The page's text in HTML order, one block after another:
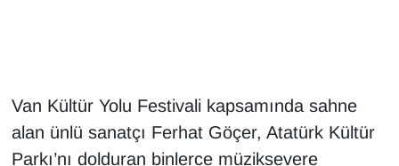
Van Kültür Yolu Festivali kapsamında sahne
alan ünlü sanatçı Ferhat Göçer, Atatürk Kültür
Parkı’nı dolduran binlerce müziksevere
En çok konuşulanlar
GENEL